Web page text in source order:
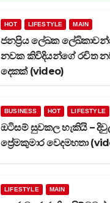
HOT LIFESTYLE MAIN
ජනප්‍රිය ලේඛක
නවක කිවිදියන්ගේ රචිත
දෙකක් (video)
BUSINESS HOT LIFESTYLE
ඔටිසම් සුවකල හැකියි –
ප්‍රේමකුමාර වෙදමහතා
LIFESTYLE MAIN